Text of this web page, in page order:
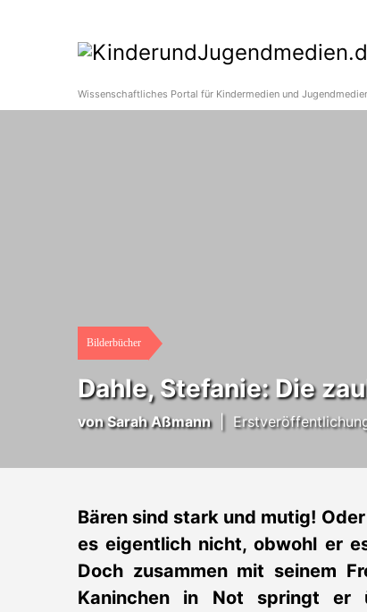
Wissenschaftliches Portal für Kindermedien und
Bilderbücher
Dahle, Stefanie: Die
vonSarah Aßmann|
Bären sind stark und mutig!
es eigentlich nicht, obwohl er
Doch zusammen mit seinem
Kaninchen in Not springt er